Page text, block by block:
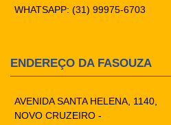
WHATSAPP: (31) 99975-6703
ENDEREÇO DA FASOUZA
AVENIDA SANTA HELENA, 1140,
NOVO CRUZEIRO -